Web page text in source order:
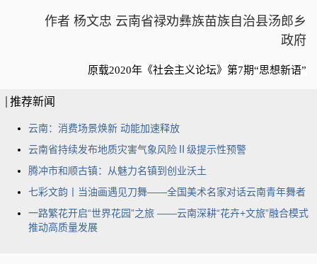
​作者 杨文忠 云南省禄劝彝族苗族自治县汤郎乡
政府
原载2020年《社会主义论坛》第7期“思想新语”
推荐新闻
云南：消费场景焕新 动能加速释放
云南省持续发布地质灾害气象风险Ⅱ级提示性预警
腾冲市和顺古镇：从魅力名镇到创业沃土
七彩文韵丨当油画遇见刀舞——全国美术名家对话云南青年舞者
一路繁花开启“世界花园”之旅 ——云南深耕“花卉+文旅”融合模式
推动高质量发展